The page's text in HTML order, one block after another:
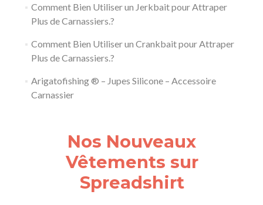
Comment Bien Utiliser un Jerkbait pour Attraper
Plus de Carnassiers.?
Comment Bien Utiliser un Crankbait pour Attraper
Plus de Carnassiers.?
Arigatofishing ® – Jupes Silicone – Accessoire
Carnassier
Nos Nouveaux
Vêtements sur
Spreadshirt